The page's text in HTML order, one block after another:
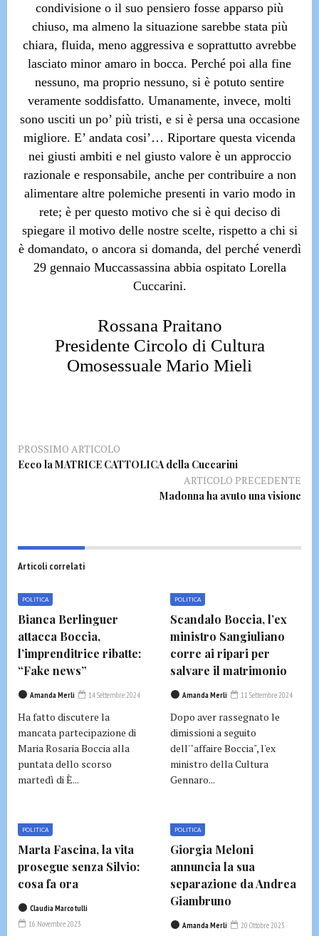
condivisione o il suo pensiero fosse apparso più
chiuso, ma almeno la situazione sarebbe stata più
chiara, fluida, meno aggressiva e soprattutto avrebbe
lasciato minor amaro in bocca. Perché poi alla fine
nessuno, ma proprio nessuno, si è potuto sentire
veramente soddisfatto. Umanamente, invece, molti
sono usciti un po’ più tristi, e si è persa una occasione
migliore. E’ andata cosi’… Riportare questa vicenda
nei giusti ambiti e nel giusto valore è un approccio
razionale e responsabile, anche per contribuire a non
alimentare altre polemiche presenti in vario modo in
rete; è per questo motivo che si è qui deciso di
spiegare il motivo delle nostre scelte, rispetto a chi si
è domandato, o ancora si domanda, del perché venerdì
29 gennaio Muccassassina abbia ospitato Lorella
Cuccarini.
Rossana Praitano
Presidente Circolo di Cultura
Omosessuale Mario Mieli
PROSSIMO ARTICOLO
Ecco la MATRICE CATTOLICA della Cuccarini
ARTICOLO PRECEDENTE
Madonna ha avuto una visione
Articoli correlati
POLITICA
Bianca Berlinguer
attacca Boccia,
l’imprenditrice ribatte:
“Fake news”
Amanda Merli 14 Settembre 2024
Ha fatto discutere la
mancata partecipazione di
Maria Rosaria Boccia alla
puntata dello scorso
martedì di È...
POLITICA
Scandalo Boccia, l’ex
ministro Sangiuliano
corre ai ripari per
salvare il matrimonio
Amanda Merli 11 Settembre 2024
Dopo aver rassegnato le
dimissioni a seguito
dell'"affaire Boccia", l'ex
ministro della Cultura
Gennaro...
POLITICA
Marta Fascina, la vita
prosegue senza Silvio:
cosa fa ora
Claudia Marcotulli
16 Novembre 2023
POLITICA
Giorgia Meloni
annuncia la sua
separazione da Andrea
Giambruno
Amanda Merli 20 Ottobre 2023